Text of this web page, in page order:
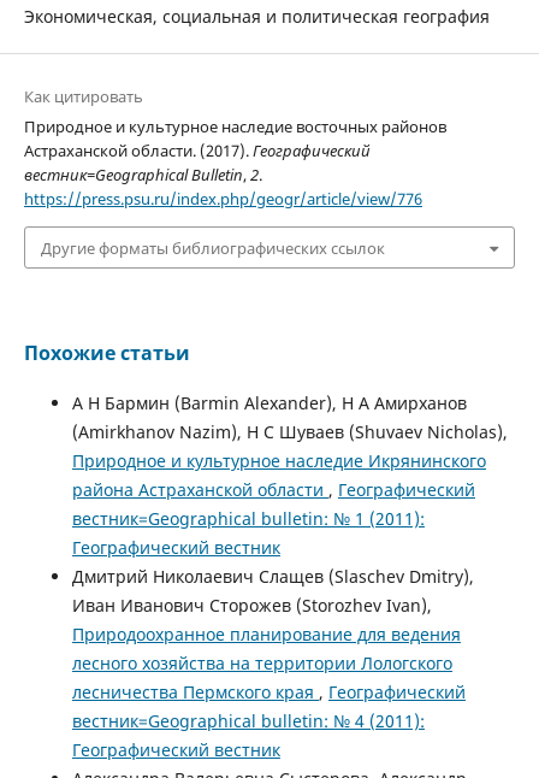
Экономическая, социальная и политическая география
Как цитировать
Природное и культурное наследие восточных районов
Астраханской области. (2017).Географический
вестник=Geographical Bulletin,2.
https://press.psu.ru/index.php/geogr/article/view/776
Другие форматы библиографических ссылок
Похожие статьи
А Н Бармин (Barmin Alexander), Н А Амирханов
(Amirkhanov Nazim), Н С Шуваев (Shuvaev Nicholas),
Природное и культурное наследие Икрянинского
района Астраханской области , Географический
вестник=Geographical bulletin: № 1 (2011):
Географический вестник
Дмитрий Николаевич Слащев (Slaschev Dmitry),
Иван Иванович Сторожев (Storozhev Ivan),
Природоохранное планирование для ведения
лесного хозяйства на территории Лологского
лесничества Пермского края , Географический
вестник=Geographical bulletin: № 4 (2011):
Географический вестник